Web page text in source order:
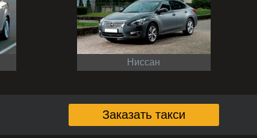
Ниссан
Заказать такси